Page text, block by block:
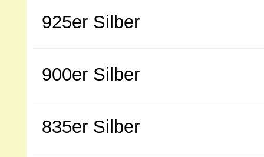
925er Silber
900er Silber
835er Silber